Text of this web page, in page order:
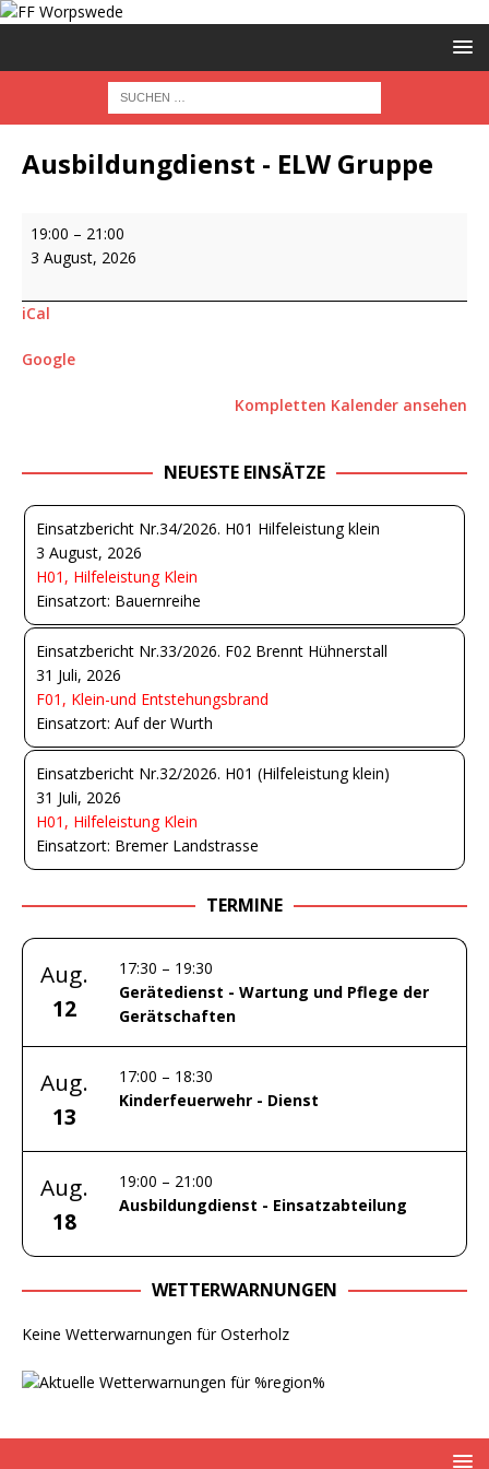
Ausbildungdienst - ELW Gruppe
19:00 – 21:00
3 August, 2026
iCal
Google
Kompletten Kalender ansehen
NEUESTE EINSÄTZE
Einsatzbericht Nr.34/2026. H01 Hilfeleistung klein
3 August, 2026
H01, Hilfeleistung Klein
Einsatzort: Bauernreihe
Einsatzbericht Nr.33/2026. F02 Brennt Hühnerstall
31 Juli, 2026
F01, Klein-und Entstehungsbrand
Einsatzort: Auf der Wurth
Einsatzbericht Nr.32/2026. H01 (Hilfeleistung klein)
31 Juli, 2026
H01, Hilfeleistung Klein
Einsatzort: Bremer Landstrasse
TERMINE
Aug.
12
17:30 – 19:30
Gerätedienst - Wartung und Pflege der
Gerätschaften
Aug.
13
17:00 – 18:30
Kinderfeuerwehr - Dienst
Aug.
18
19:00 – 21:00
Ausbildungdienst - Einsatzabteilung
WETTERWARNUNGEN
Keine Wetterwarnungen für Osterholz